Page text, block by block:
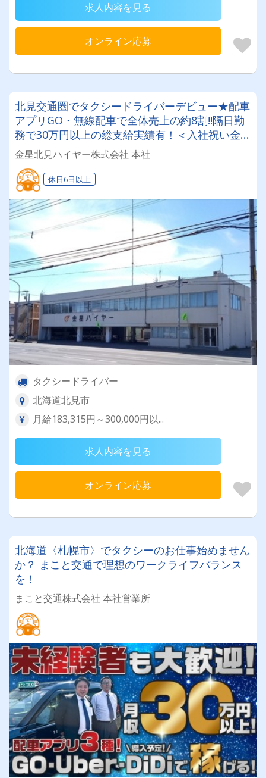
求人内容を見る
オンライン応募
北見交通圏でタクシードライバーデビュー★配車
アプリGO・無線配車で全体売上の約8割!!隔日勤
務で30万円以上の総支給実績有！＜入社祝い金制
度+2種免許取得制度有＞未経験者の応募大歓迎◎
金星北見ハイヤー株式会社 本社
休日6日以上
タクシードライバー
北海道北見市
月給183,315円～300,000円以...
求人内容を見る
オンライン応募
北海道〈札幌市〉でタクシーのお仕事始めません
か？ まこと交通で理想のワークライフバランス
を！
まこと交通株式会社 本社営業所